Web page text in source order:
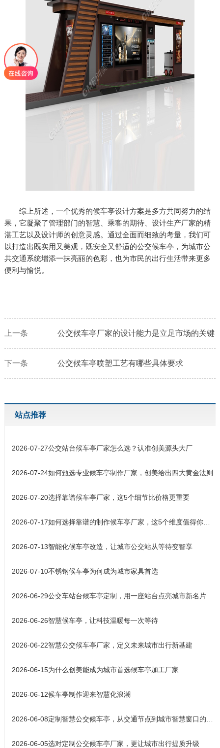
综上所述，一个优秀的候车亭设计方案是多方共同努力的结
果，它凝聚了管理部门的智慧、乘客的期待、设计生产厂家的精
湛工艺以及设计师的创意灵感。通过全面而细致的考量，我们可
以打造出既实用又美观，既安全又舒适的公交候车亭，为城市公
共交通系统增添一抹亮丽的色彩，也为市民的出行生活带来更多
便利与愉悦。
上一条 公交候车亭厂家的设计能力是立足市场的关键
下一条 公交候车亭喷塑工艺有哪些具体要求
站点推荐
2026-07-27公交站台候车亭厂家怎么选？认准创美源头大厂
2026-07-24如何甄选专业候车亭制作厂家，创美给出四大黄金法则
2026-07-20选择靠谱候车亭厂家，这5个细节比价格更重要
2026-07-17如何选择靠谱的制作候车亭厂家，这5个维度值得你关注
2026-07-13智能化候车亭改造，让城市公交站从等待变智享
2026-07-10不锈钢候车亭为何成为城市家具首选
2026-06-29公交车站台候车亭定制，用一座站台点亮城市新名片
2026-06-26智慧候车亭，让科技温暖每一次等待
2026-06-22智慧公交候车亭厂家，定义未来城市出行新基建
2026-06-15为什么创美能成为城市首选候车亭加工厂家
2026-06-12候车亭制作迎来智慧化浪潮
2026-06-08定制智慧公交候车亭，从交通节点到城市智慧窗口的产业升级之路
2026-06-05选对定制公交候车亭厂家，更让城市出行提质升级